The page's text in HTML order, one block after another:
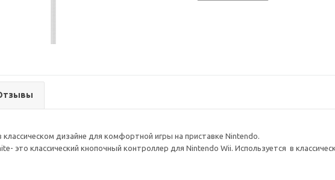
дизайне для комфортной игры на приставке Nintendo.
это классический кнопочный контроллер для Nintendo Wii. Используется в